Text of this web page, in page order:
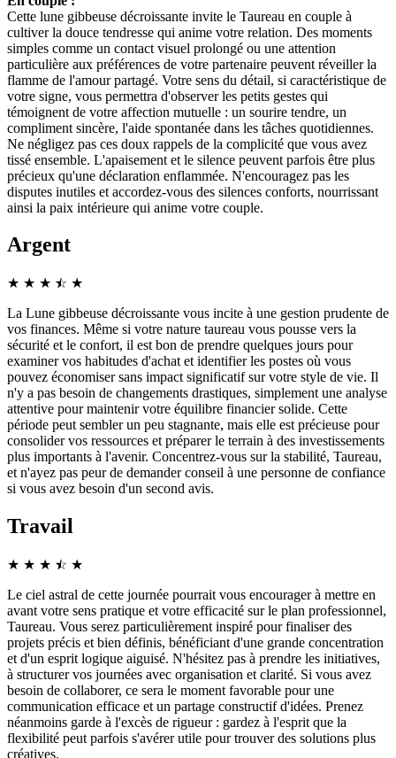
Cette lune gibbeuse décroissante invite le Taureau en couple à
cultiver la douce tendresse qui anime votre relation. Des moments
simples comme un contact visuel prolongé ou une attention
particulière aux préférences de votre partenaire peuvent réveiller la
flamme de l'amour partagé. Votre sens du détail, si caractéristique de
votre signe, vous permettra d'observer les petits gestes qui
témoignent de votre affection mutuelle : un sourire tendre, un
compliment sincère, l'aide spontanée dans les tâches quotidiennes.
Ne négligez pas ces doux rappels de la complicité que vous avez
tissé ensemble. L'apaisement et le silence peuvent parfois être plus
précieux qu'une déclaration enflammée. N'encouragez pas les
disputes inutiles et accordez-vous des silences conforts, nourrissant
ainsi la paix intérieure qui anime votre couple.
Argent
★ ★ ★ ☆
★ ★
La Lune gibbeuse décroissante vous incite à une gestion prudente de
vos finances. Même si votre nature taureau vous pousse vers la
sécurité et le confort, il est bon de prendre quelques jours pour
examiner vos habitudes d'achat et identifier les postes où vous
pouvez économiser sans impact significatif sur votre style de vie. Il
n'y a pas besoin de changements drastiques, simplement une analyse
attentive pour maintenir votre équilibre financier solide. Cette
période peut sembler un peu stagnante, mais elle est précieuse pour
consolider vos ressources et préparer le terrain à des investissements
plus importants à l'avenir. Concentrez-vous sur la stabilité, Taureau,
et n'ayez pas peur de demander conseil à une personne de confiance
si vous avez besoin d'un second avis.
Travail
★ ★ ★ ☆
★ ★
Le ciel astral de cette journée pourrait vous encourager à mettre en
avant votre sens pratique et votre efficacité sur le plan professionnel,
Taureau. Vous serez particulièrement inspiré pour finaliser des
projets précis et bien définis, bénéficiant d'une grande concentration
et d'un esprit logique aiguisé. N'hésitez pas à prendre les initiatives,
à structurer vos journées avec organisation et clarité. Si vous avez
besoin de collaborer, ce sera le moment favorable pour une
communication efficace et un partage constructif d'idées. Prenez
néanmoins garde à l'excès de rigueur : gardez à l'esprit que la
flexibilité peut parfois s'avérer utile pour trouver des solutions plus
créatives.